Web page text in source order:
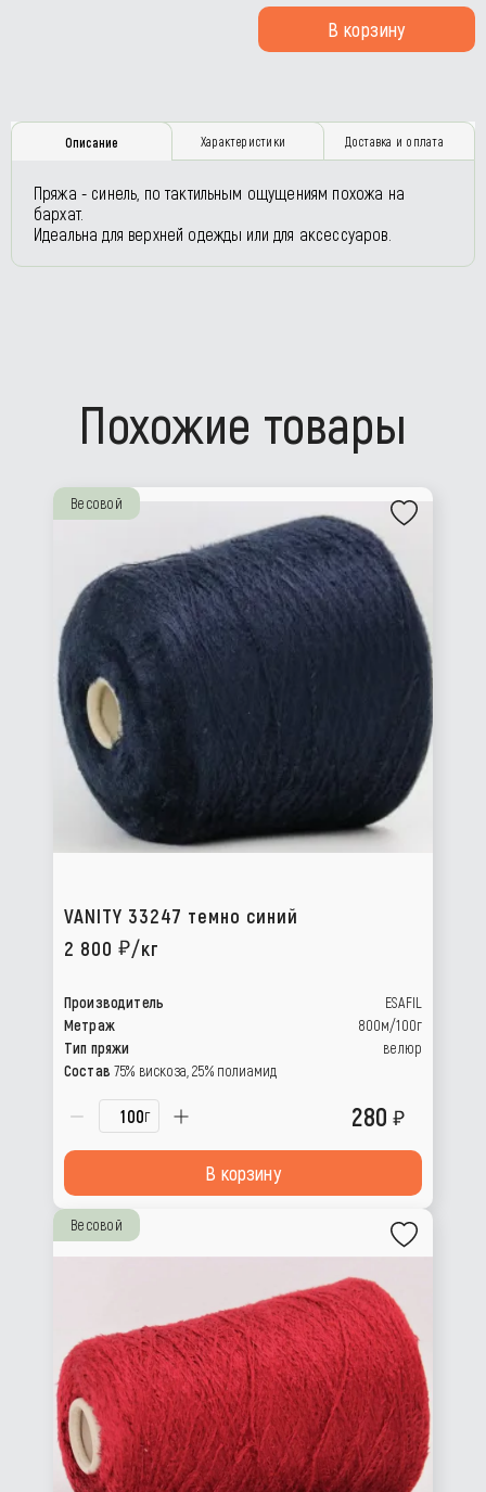
В корзину
Описание Характеристики Доставка и оплата
Пряжа - синель, по тактильным ощущениям похожа на
бархат.
Идеальна для верхней одежды или для аксессуаров.
Похожие товары
Весовой
VANITY 33247 темно синий
2 800
/кг
Производитель
ESAFIL
Метраж
800м/100г
Тип пряжи
велюр
Состав 75% вискоза, 25% полиамид
г 280
В корзину
Весовой